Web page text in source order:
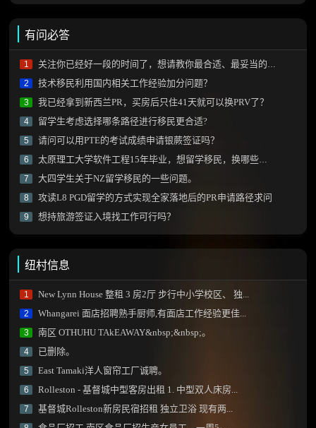
有问必答
1 关注你已经好一段的时间了，想请教你最合适、最妥当的移民方式！！
2 技术移民利用国内相关工作经验加分问题？
3 我已经拿到新西兰PR，买房后只住41天就可以换PRV了？
4 留学生考虑选择哪条路径进行移民更合适?
5 请问可以用PTE的考试成绩申请银蕨签证吗？
6 太原理工大学软件工程15年毕业，想留学移民，换哪些专业比较好呢？
7 大四学生关于NZ留学移民的一些问题。
8 攻读L8 PGD留学的方式实现全家落地后的PR申请路径求问
9 想持旅游签证入境找工作可行吗？
纽村信息
1 New Lynn House 整租 3 房2厅 步行中小学校区、 独...
2 Whangarei 面店招聘熟手厨师,有面店工作经验更佳...
3 南区 OTHUHU TAkEAWAY&nbsp;&nbsp;。
4 已删除。
5 East Tamaki洋人窗帘工厂诚聘。
6 Rolleston - 基督城中型客房出租 1. 中型双人床房...
7 基督城Rolleston新房民宿招租 独立卫浴 现有两...